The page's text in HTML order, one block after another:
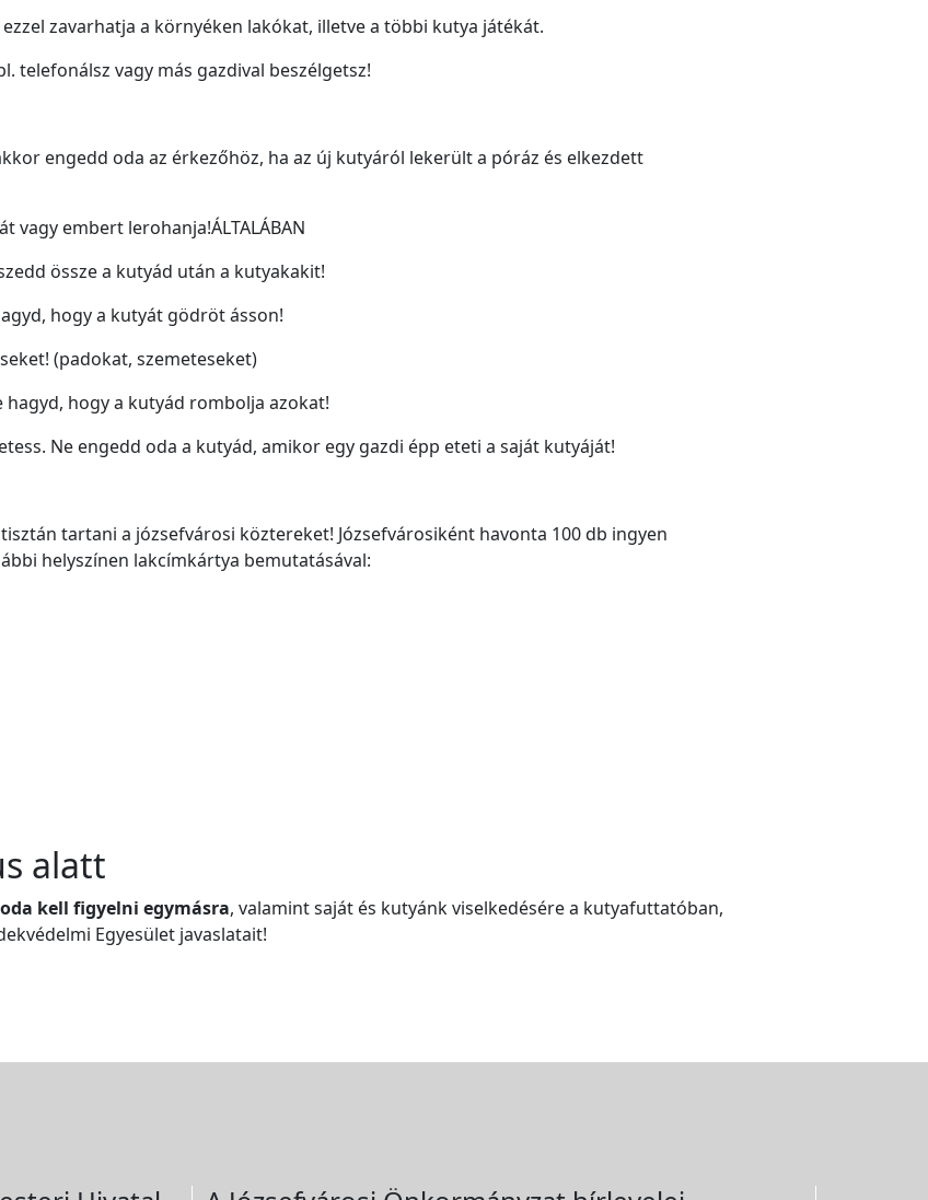
zavarhatja a környéken lakókat, illetve a többi kutya játékát.
telefonálsz vagy más gazdival beszélgetsz!
engedd oda az érkezőhöz, ha az új kutyáról lekerült a póráz és elkezdett
embert lerohanja!ÁLTALÁBAN
össze a kutyád után a kutyakakit!
hogy a kutyát gödröt ásson!
(padokat, szemeteseket)
hogy a kutyád rombolja azokat!
Ne engedd oda a kutyád, amikor egy gazdi épp eteti a saját kutyáját!
tartani a józsefvárosi köztereket! Józsefvárosiként havonta 100 db ingyen
helyszínen lakcímkártya bemutatásával:
alatt
kell figyelni egymásra, valamint saját és kutyánk viselkedésére a kutyafuttatóban,
Egyesület javaslatait!